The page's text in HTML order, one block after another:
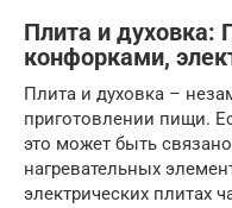
Плита и духовка:
конфорками,
Плита и духовка –
приготовлении пищи.
это может быть
нагревательных
электрических плитах